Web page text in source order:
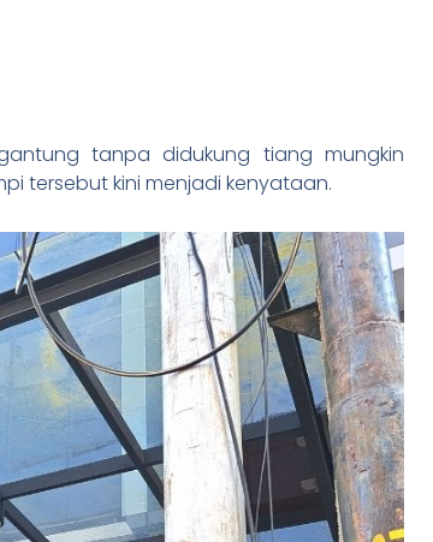
tanpa didukung tiang mungkin
tersebut kini menjadi kenyataan.